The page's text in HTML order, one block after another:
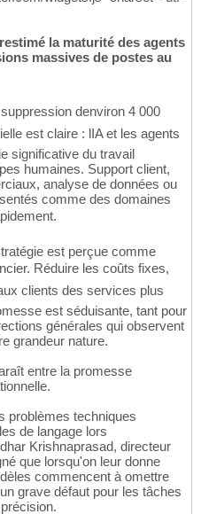
la maturité des agents
massives de postes au
denviron 4 000
est claire : lIA et les agents
significative du travail
humaines. Support client,
analyse de données ou
comme des domaines
est perçue comme
Réduire les coûts fixes,
clients des services plus
est séduisante, tant pour
générales qui observent
grandeur nature.
entre la promesse
problèmes techniques
de langage lors
Krishnaprasad, directeur
que lorsqu'on leur donne
commencent à omettre
grave défaut pour les tâches